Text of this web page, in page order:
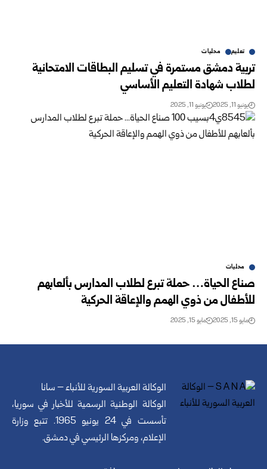
تعليم محليات
تربية دمشق مستمرة في تسليم البطاقات الامتحانية
لطلاب شهادة التعليم الأساسي
يونيو 11, 2025 يونيو 11, 2025
محليات
صناع الحياة… حملة تبرع لطلاب المدارس بألعابهم
للأطفال من ذوي الهمم والإعاقة الحركية
مايو 15, 2025 مايو 15, 2025
الوكالة العربية السورية للأنباء – سانا
الوكالة الوطنية الرسمية للأخبار في سوريا،
تأسست في 24 يونيو 1965. تتبع وزارة
الإعلام، ومركزها الرئيسي في دمشق.